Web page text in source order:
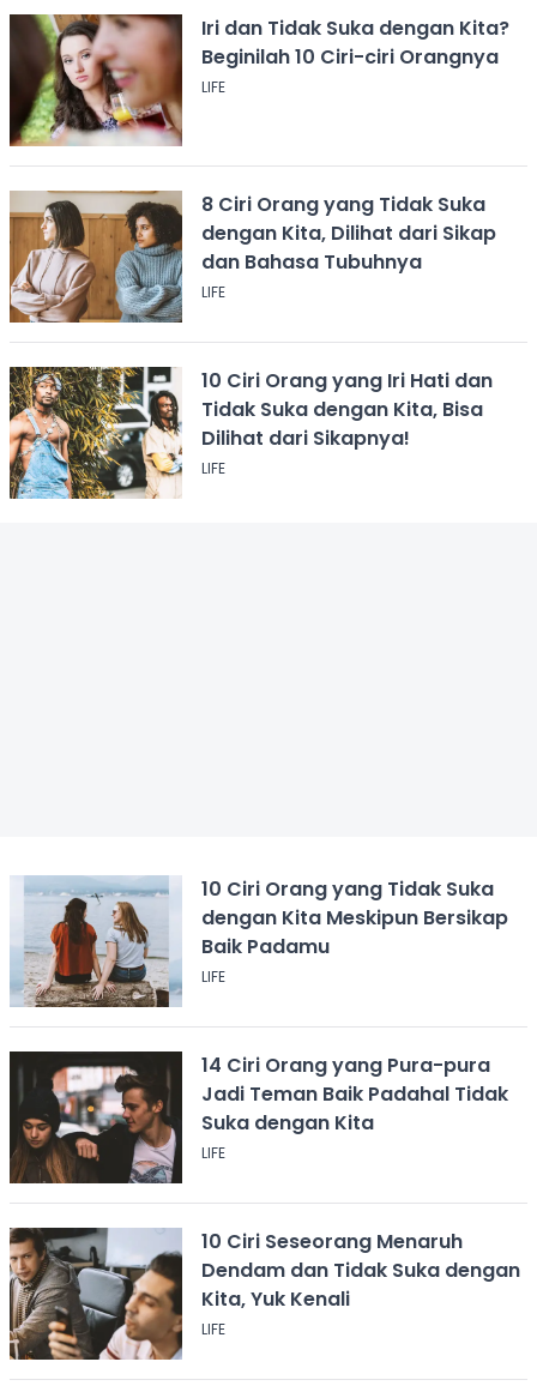
Iri dan Tidak Suka dengan Kita?
Beginilah 10 Ciri-ciri Orangnya
LIFE
8 Ciri Orang yang Tidak Suka
dengan Kita, Dilihat dari Sikap
dan Bahasa Tubuhnya
LIFE
10 Ciri Orang yang Iri Hati dan
Tidak Suka dengan Kita, Bisa
Dilihat dari Sikapnya!
LIFE
10 Ciri Orang yang Tidak Suka
dengan Kita Meskipun Bersikap
Baik Padamu
LIFE
14 Ciri Orang yang Pura-pura
Jadi Teman Baik Padahal Tidak
Suka dengan Kita
LIFE
10 Ciri Seseorang Menaruh
Dendam dan Tidak Suka dengan
Kita, Yuk Kenali
LIFE